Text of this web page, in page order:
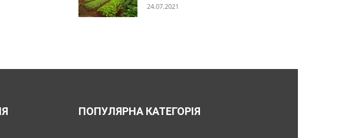
24.07.2021
ПОПУЛЯРНА КАТЕГОРІЯ